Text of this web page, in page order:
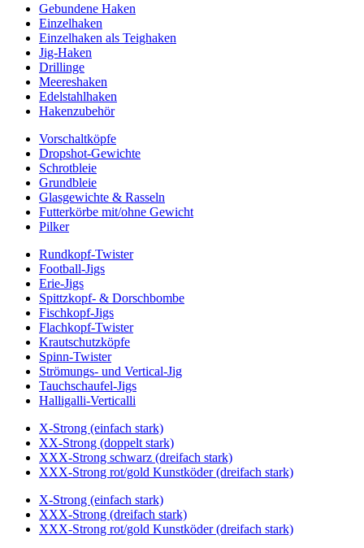
Gebundene Haken
Einzelhaken
Einzelhaken als Teighaken
Jig-Haken
Drillinge
Meereshaken
Edelstahlhaken
Hakenzubehör
Vorschaltköpfe
Dropshot-Gewichte
Schrotbleie
Grundbleie
Glasgewichte & Rasseln
Futterkörbe mit/ohne Gewicht
Pilker
Rundkopf-Twister
Football-Jigs
Erie-Jigs
Spittzkopf- & Dorschbombe
Fischkopf-Jigs
Flachkopf-Twister
Krautschutzköpfe
Spinn-Twister
Strömungs- und Vertical-Jig
Tauchschaufel-Jigs
Halligalli-Verticalli
X-Strong (einfach stark)
XX-Strong (doppelt stark)
XXX-Strong schwarz (dreifach stark)
XXX-Strong rot/gold Kunstköder (dreifach stark)
X-Strong (einfach stark)
XXX-Strong (dreifach stark)
XXX-Strong rot/gold Kunstköder (dreifach stark)